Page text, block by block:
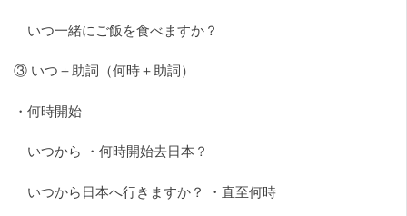
いつ一緒にご飯を食べますか？
③ いつ＋助詞（何時＋助詞）
・何時開始
いつから ・何時開始去日本？
いつから日本へ行きますか？ ・直至何時